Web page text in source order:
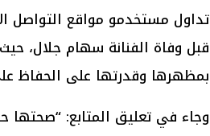
تداول مستخدمو مواقع التواصل
قبل وفاة الفنانة سهام جلال،
بمظهرها وقدرتها على الحفاظ
وجاء في تعليق المتابع: